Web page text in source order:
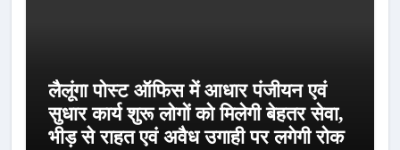
लैलूंगा पोस्ट ऑफिस में आधार पंजीयन एवं
सुधार कार्य शुरू लोगों को मिलेगी बेहतर सेवा,
भीड़ से राहत एवं अवैध उगाही पर लगेगी रोक